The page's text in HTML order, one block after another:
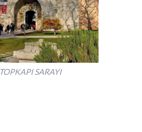
TOPKAPI SARAYI